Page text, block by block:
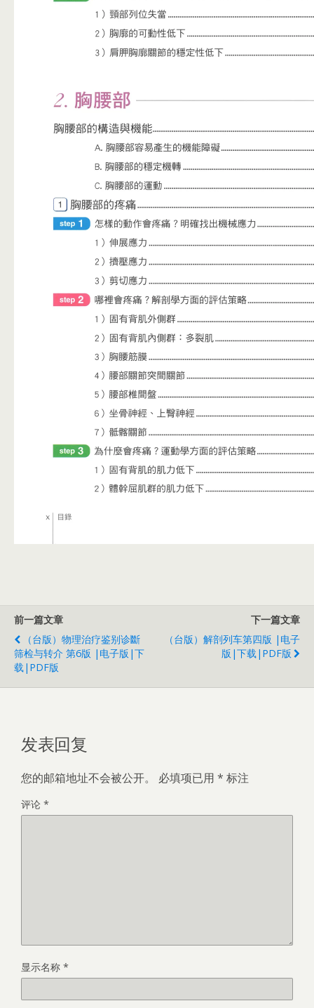
前一篇文章
（台版）物理治疗鉴别诊斷
筛检与转介 第6版 |电子版|下
载|PDF版
下一篇文章
（台版）解剖列车第四版 |电子
版|下载|PDF版
发表回复
您的邮箱地址不会被公开。 必填项已用 * 标注
评论 *
显示名称 *